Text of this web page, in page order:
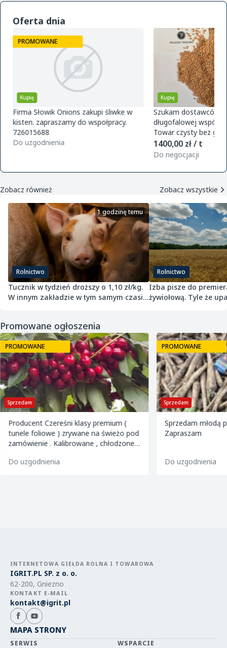
Oferta dnia
Kupię
PROMOWANE
Firma Słowik Onions zakupi śliwke w
kisten. zapraszamy do wspołpracy.
726015688
Do uzgodnienia
Kupię
Szukam dostawców
długofalowej
Towar czysty bez
magazynu w Polsce.
zamówie
1400,00 zł / t
Do negocjacji
Zobacz również Zobacz wszystkie
Rolnictwo
1 godzinę temu
Tucznik w tydzień droższy o 1,10 zł/kg.
W innym zakładzie w tym samym czasie
Rolnictwo
Izba pisze do
żywiołową. Tyle że
Promowane ogłoszenia
Sprzedam
PROMOWANE
Producent Czereśni klasy premium (
tunele foliowe ) zrywane na świeżo pod
zamówienie . Kalibrowane , chłodzone i
Do uzgodnienia
Sprzedam
PROMOWANE
Sprzedam młodą
Zapraszam
Do uzgodnienia
INTERNETOWA GIEŁDA ROLNA I TOWAROWA
IGRIT.PL SP. z o. o.
62-200, Gniezno
KONTAKT E-MAIL
kontakt@igrit.pl
MAPA STRONY
SERWIS WSPARCIE